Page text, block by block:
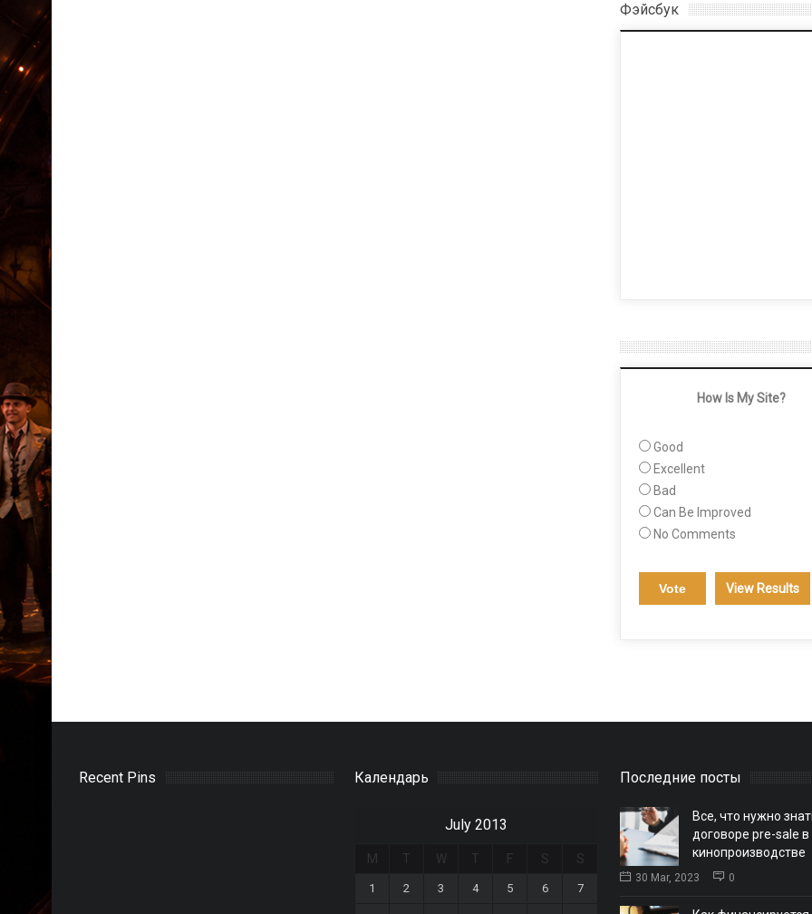
Фэйсбук
How Is My Site?
Good
Excellent
Bad
Can Be Improved
No Comments
View Results
Recent Pins Календарь
July 2013
M T W T F S S
1 2 3 4 5 6 7
Последние посты
Все, что нужно
договоре pre-sale в
кинопроизводстве
30 Mar, 2023 0